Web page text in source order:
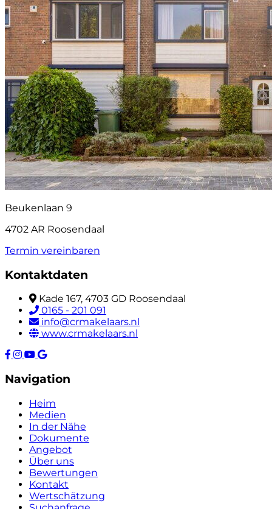
Beukenlaan 9
4702 AR Roosendaal
Termin vereinbaren
Kontaktdaten
Kade 167, 4703 GD Roosendaal
0165 - 201 091
info@crmakelaars.nl
www.crmakelaars.nl
Navigation
Heim
Medien
In der Nähe
Dokumente
Angebot
Über uns
Bewertungen
Kontakt
Wertschätzung